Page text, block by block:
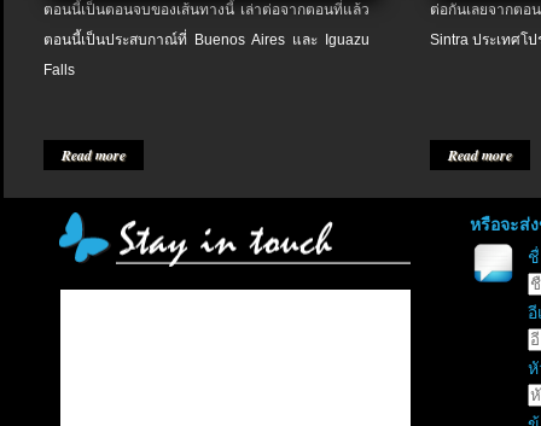
ตอนนี้เป็นตอนจบของเส้นทางนี้ เล่าต่อจากตอนที่แล้ว
ตอนนี้เป็นประสบกาณ์ที่ Buenos Aires และ Iguazu
Falls
Read more
ต่อกันเลยจากต
Sintra ประเทศโป
Read more
หรือจะส่
อี
หั